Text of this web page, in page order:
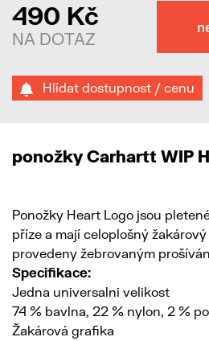
490 Kč
NA DOTAZ
Hlídat dostupnost / cenu
ponožky Carhartt WIP
Ponožky Heart Logo jsou
příze a mají celoplošný
provedeny žebrovaným
Specifikace:
Jedna universalni velikost
74 % bavlna, 22 % nylon, 2 %
Žakárová grafika